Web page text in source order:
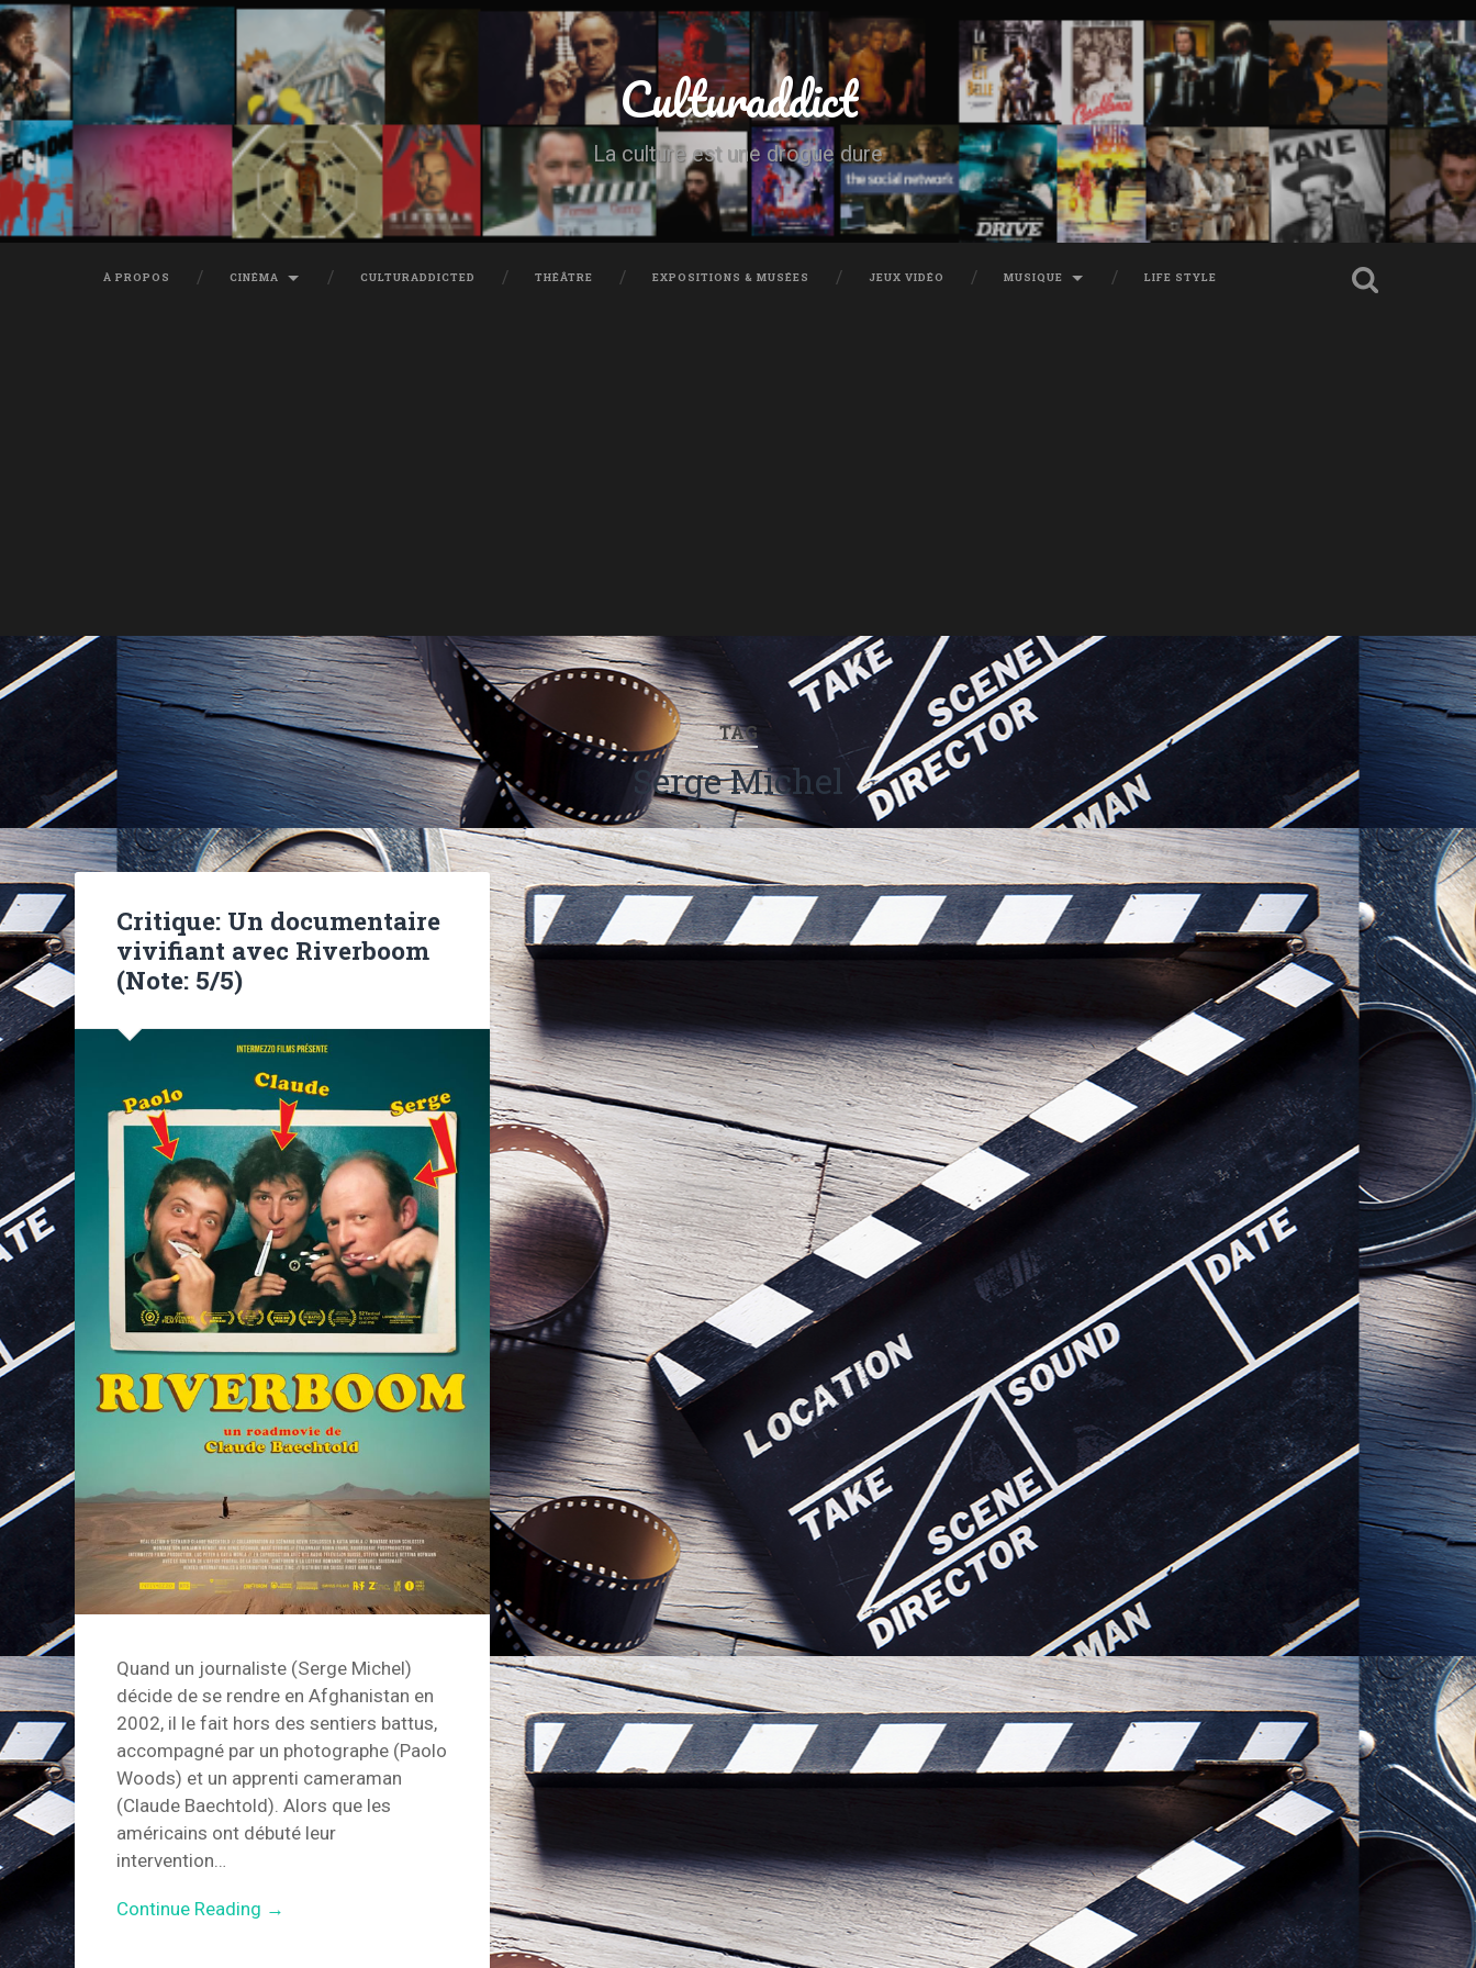
Culturaddict
La culture est une drogue dure
À PROPOS CINÉMA CULTURADDICTED THÉÂTRE EXPOSITIONS & MUSÉES JEUX VIDÉO MUSIQUE LIFE STYLE
TAG
Serge Michel
Critique: Un documentaire
vivifiant avec Riverboom
(Note: 5/5)
Quand un journaliste (Serge Michel)
décide de se rendre en Afghanistan en
2002, il le fait hors des sentiers battus,
accompagné par un photographe (Paolo
Woods) et un apprenti cameraman
(Claude Baechtold). Alors que les
américains ont débuté leur
intervention…
Continue Reading →